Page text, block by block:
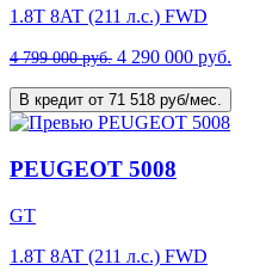
1.8T 8AT (211 л.с.) FWD
4 799 000 руб. 4 290 000 руб.
В кредит от 71 518 руб/мес.
PEUGEOT 5008
GT
1.8T 8AT (211 л.с.) FWD